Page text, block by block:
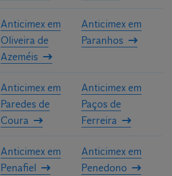
Anticimex em
Oliveira de
Azeméis
Anticimex em
Paranhos
Anticimex em
Paredes de
Coura
Anticimex em
Paços de
Ferreira
Anticimex em
Penafiel
Anticimex em
Penedono